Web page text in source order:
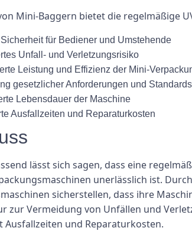
Mini-Baggern bietet die regelmäßige
für Bediener und Umstehende
Unfall- und Verletzungsrisiko
Leistung und Effizienz der Mini-
gesetzlicher Anforderungen und Standards
Lebensdauer der Maschine
Ausfallzeiten und Reparaturkosten
lässt sich sagen, dass eine
unerlässlich ist.
sicherstellen, dass ihre
zur Vermeidung von Unfällen und
Ausfallzeiten und Reparaturkosten.